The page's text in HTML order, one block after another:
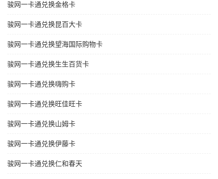
骏网一卡通兑换金格卡
骏网一卡通兑换昆百大卡
骏网一卡通兑换望海国际购物卡
骏网一卡通兑换生生百货卡
骏网一卡通兑换嗨购卡
骏网一卡通兑换旺佳旺卡
骏网一卡通兑换山姆卡
骏网一卡通兑换伊藤卡
骏网一卡通兑换仁和春天